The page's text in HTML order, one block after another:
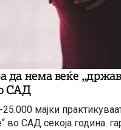
да нема веќе
САД
мајки
во САД секоја година.